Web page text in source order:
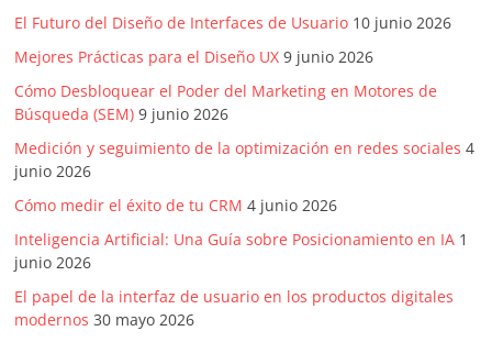
El Futuro del Diseño de Interfaces de Usuario 10 junio 2026
Mejores Prácticas para el Diseño UX 9 junio 2026
Cómo Desbloquear el Poder del Marketing en Motores de
Búsqueda (SEM) 9 junio 2026
Medición y seguimiento de la optimización en redes sociales 4
junio 2026
Cómo medir el éxito de tu CRM 4 junio 2026
Inteligencia Artificial: Una Guía sobre Posicionamiento en IA 1
junio 2026
El papel de la interfaz de usuario en los productos digitales
modernos 30 mayo 2026